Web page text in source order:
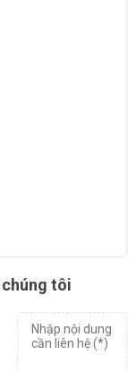
tôi